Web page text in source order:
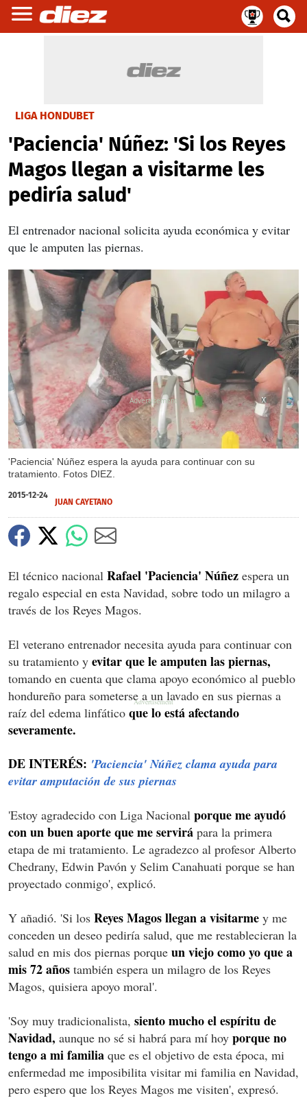
LIGA HONDUBET
'Paciencia' Núñez: 'Si los Reyes
Magos llegan a visitarme les
pediría salud'
El entrenador nacional solicita ayuda económica y evitar
que le amputen las piernas.
'Paciencia' Núñez espera la ayuda para continuar con su
tratamiento. Fotos DIEZ.
X
X
2015-12-24
JUAN CAYETANO
El técnico nacional Rafael 'Paciencia' Núñez espera un
regalo especial en esta Navidad, sobre todo un milagro a
través de los Reyes Magos.
El veterano entrenador necesita ayuda para continuar con
su tratamiento y evitar que le amputen las piernas,
tomando en cuenta que clama apoyo económico al pueblo
hondureño para someterse a un lavado en sus piernas a
raíz del edema linfático que lo está afectando
severamente.
DE INTERÉS: 'Paciencia' Núñez clama ayuda para
evitar amputación de sus piernas
'Estoy agradecido con Liga Nacional porque me ayudó
con un buen aporte que me servirá para la primera
etapa de mi tratamiento. Le agradezco al profesor Alberto
Chedrany, Edwin Pavón y Selim Canahuati porque se han
proyectado conmigo', explicó.
Y añadió. 'Si los Reyes Magos llegan a visitarme y me
conceden un deseo pediría salud, que me restablecieran la
salud en mis dos piernas porque un viejo como yo que a
mis 72 años también espera un milagro de los Reyes
Magos, quisiera apoyo moral'.
'Soy muy tradicionalista, siento mucho el espíritu de
Navidad, aunque no sé si habrá para mí hoy porque no
tengo a mi familia que es el objetivo de esta época, mi
enfermedad me imposibilita visitar mi familia en Navidad,
pero espero que los Reyes Magos me visiten', expresó.